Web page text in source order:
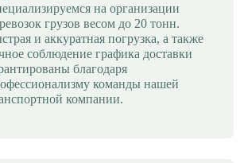
на организации
грузов весом до 20 тонн.
и аккуратная погрузка, а также
соблюдение графика доставки
благодаря
команды нашей
компании.